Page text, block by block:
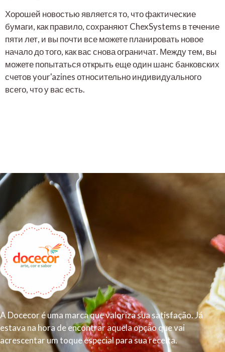
Хорошей новостью является то, что фактические
бумаги, как правило, сохраняют ChexSystems в течение
пяти лет, и вы почти все можете планировать новое
начало до того, как вас снова ограничат. Между тем, вы
можете попытаться открыть еще один шанс банковских
счетов your'azines относительно индивидуального
всего, что у вас есть.
A Docecor é uma marca que valoriza sua satisfação. Já
estava na hora de encontrar aquela opção que vai
acrescentar um toque especial para sua receita.